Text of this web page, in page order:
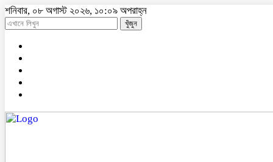
শনিবার, ০৮ অগাস্ট ২০২৬, ১০:০৯ অপরাহ্ন
খুঁজুন